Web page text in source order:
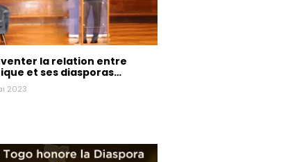
la relation entre
et ses diasporas…
2023